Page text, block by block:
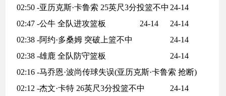
24-14
02:50 -亚历克斯·卡鲁索 25英尺3分投篮不中
24-14
02:47 -公牛 全队进攻篮板
24-14
02:38 -阿约·多桑姆 突破上篮不中
24-14
02:38 -雄鹿 全队防守篮板
24-14
02:16 -马乔恩·波尚传球失误(亚历克斯·卡鲁索 抢断)
24-14
02:12 -杰文·卡特 26英尺3分投篮不中